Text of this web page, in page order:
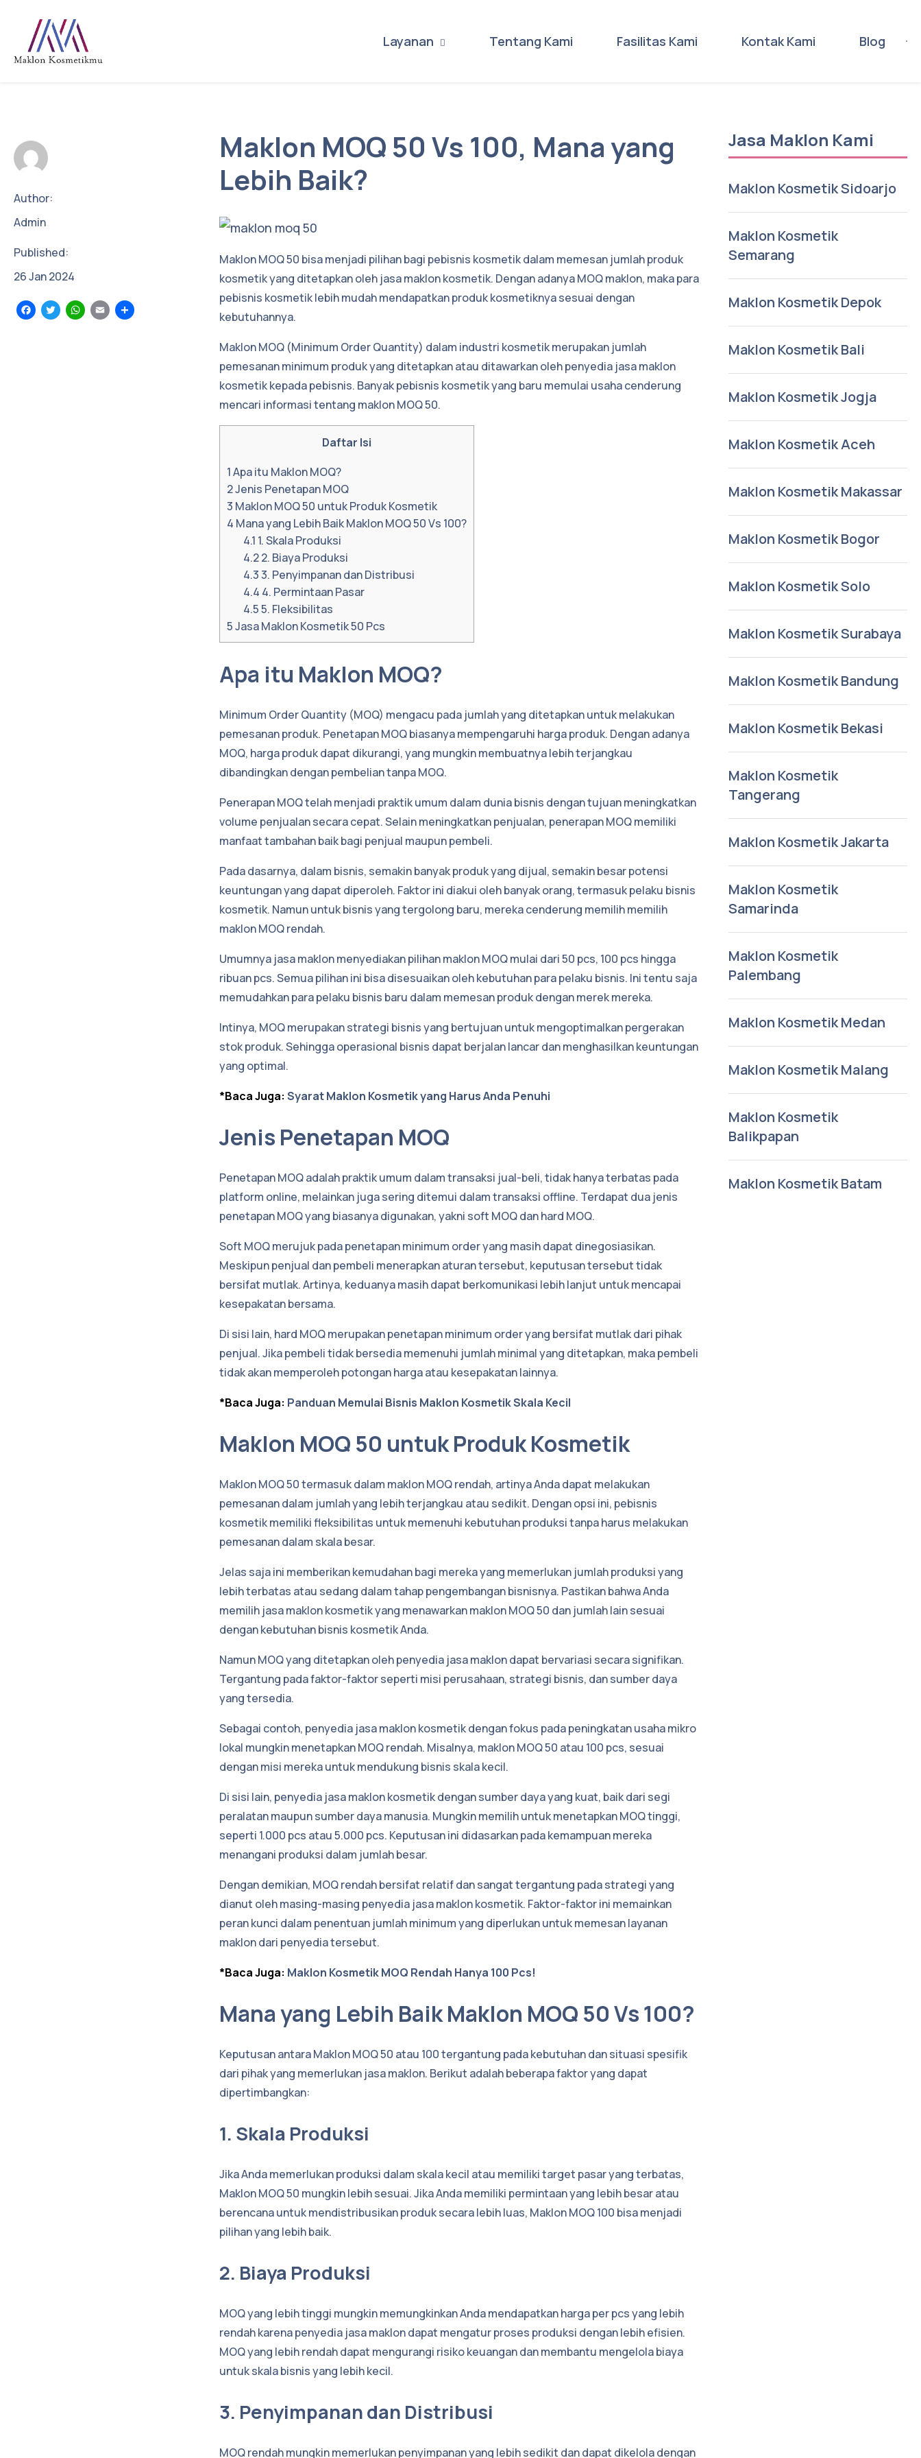
Layanan Tentang Kami Fasilitas Kami Kontak Kami Blog
Author:
Admin
Published:
26Jan2024
Facebook
TwitterWhatsApp
Email
Maklon MOQ 50 Vs 100, Mana yang
Lebih Baik?
Maklon MOQ 50 bisa menjadi pilihan bagi pebisnis kosmetik dalam memesan jumlah produk
kosmetik yang ditetapkan oleh jasa maklon kosmetik. Dengan adanya MOQ maklon, maka para
pebisnis kosmetik lebih mudah mendapatkan produk kosmetiknya sesuai dengan
kebutuhannya.
Maklon MOQ (Minimum Order Quantity) dalam industri kosmetik merupakan jumlah
pemesanan minimum produk yang ditetapkan atau ditawarkan oleh penyedia jasa maklon
kosmetik kepada pebisnis. Banyak pebisnis kosmetik yang baru memulai usaha cenderung
mencari informasi tentang maklon MOQ 50.
Daftar Isi
1Apa itu Maklon MOQ?
2Jenis Penetapan MOQ
3 Maklon MOQ 50 untuk Produk Kosmetik
4 Mana yang Lebih Baik Maklon MOQ 50 Vs 100?
4.1 1. Skala Produksi
4.22. Biaya Produksi
4.33. Penyimpanan dan Distribusi
4.4 4. Permintaan Pasar
4.55. Fleksibilitas
5Jasa Maklon Kosmetik 50 Pcs
Apa itu Maklon MOQ?
Minimum Order Quantity (MOQ) mengacu pada jumlah yang ditetapkan untuk melakukan
pemesanan produk. Penetapan MOQ biasanya mempengaruhi harga produk. Dengan adanya
MOQ, harga produk dapat dikurangi, yang mungkin membuatnya lebih terjangkau
dibandingkan dengan pembelian tanpa MOQ.
Penerapan MOQ telah menjadi praktik umum dalam dunia bisnis dengan tujuan meningkatkan
volume penjualan secara cepat. Selain meningkatkan penjualan, penerapan MOQ memiliki
manfaat tambahan baik bagi penjual maupun pembeli.
Pada dasarnya, dalam bisnis, semakin banyak produk yang dijual, semakin besar potensi
keuntungan yang dapat diperoleh. Faktor ini diakui oleh banyak orang, termasuk pelaku bisnis
kosmetik. Namun untuk bisnis yang tergolong baru, mereka cenderung memilih memilih
maklon MOQ rendah.
Umumnya jasa maklon menyediakan pilihan maklon MOQ mulai dari 50 pcs, 100 pcs hingga
ribuan pcs. Semua pilihan ini bisa disesuaikan oleh kebutuhan para pelaku bisnis. Ini tentu saja
memudahkan para pelaku bisnis baru dalam memesan produk dengan merek mereka.
Intinya, MOQ merupakan strategi bisnis yang bertujuan untuk mengoptimalkan pergerakan
stok produk. Sehingga operasional bisnis dapat berjalan lancar dan menghasilkan keuntungan
yang optimal.
*Baca Juga: Syarat Maklon Kosmetik yang Harus Anda Penuhi
Jenis Penetapan MOQ
Penetapan MOQ adalah praktik umum dalam transaksi jual-beli, tidak hanya terbatas pada
platform online, melainkan juga sering ditemui dalam transaksi offline. Terdapat dua jenis
penetapan MOQ yang biasanya digunakan, yakni soft MOQ dan hard MOQ.
Soft MOQ merujuk pada penetapan minimum order yang masih dapat dinegosiasikan.
Meskipun penjual dan pembeli menerapkan aturan tersebut, keputusan tersebut tidak
bersifat mutlak. Artinya, keduanya masih dapat berkomunikasi lebih lanjut untuk mencapai
kesepakatan bersama.
Di sisi lain, hard MOQ merupakan penetapan minimum order yang bersifat mutlak dari pihak
penjual. Jika pembeli tidak bersedia memenuhi jumlah minimal yang ditetapkan, maka pembeli
tidak akan memperoleh potongan harga atau kesepakatan lainnya.
*Baca Juga: Panduan Memulai Bisnis Maklon Kosmetik Skala Kecil
Maklon MOQ 50 untuk Produk Kosmetik
Maklon MOQ 50 termasuk dalam maklon MOQ rendah, artinya Anda dapat melakukan
pemesanan dalam jumlah yang lebih terjangkau atau sedikit. Dengan opsi ini, pebisnis
kosmetik memiliki fleksibilitas untuk memenuhi kebutuhan produksi tanpa harus melakukan
pemesanan dalam skala besar.
Jelas saja ini memberikan kemudahan bagi mereka yang memerlukan jumlah produksi yang
lebih terbatas atau sedang dalam tahap pengembangan bisnisnya. Pastikan bahwa Anda
memilih jasa maklon kosmetik yang menawarkan maklon MOQ 50 dan jumlah lain sesuai
dengan kebutuhan bisnis kosmetik Anda.
Namun MOQ yang ditetapkan oleh penyedia jasa maklon dapat bervariasi secara signifikan.
Tergantung pada faktor-faktor seperti misi perusahaan, strategi bisnis, dan sumber daya
yang tersedia.
Sebagai contoh, penyedia jasa maklon kosmetik dengan fokus pada peningkatan usaha mikro
lokal mungkin menetapkan MOQ rendah. Misalnya, maklon MOQ 50 atau 100 pcs, sesuai
dengan misi mereka untuk mendukung bisnis skala kecil.
Di sisi lain, penyedia jasa maklon kosmetik dengan sumber daya yang kuat, baik dari segi
peralatan maupun sumber daya manusia. Mungkin memilih untuk menetapkan MOQ tinggi,
seperti 1.000 pcs atau 5.000 pcs. Keputusan ini didasarkan pada kemampuan mereka
menangani produksi dalam jumlah besar.
Dengan demikian, MOQ rendah bersifat relatif dan sangat tergantung pada strategi yang
dianut oleh masing-masing penyedia jasa maklon kosmetik. Faktor-faktor ini memainkan
peran kunci dalam penentuan jumlah minimum yang diperlukan untuk memesan layanan
maklon dari penyedia tersebut.
*Baca Juga: Maklon Kosmetik MOQ Rendah Hanya 100 Pcs!
Mana yang Lebih Baik Maklon MOQ 50 Vs 100?
Keputusan antara Maklon MOQ 50 atau 100 tergantung pada kebutuhan dan situasi spesifik
dari pihak yang memerlukan jasa maklon. Berikut adalah beberapa faktor yang dapat
dipertimbangkan:
1. Skala Produksi
Jika Anda memerlukan produksi dalam skala kecil atau memiliki target pasar yang terbatas,
Maklon MOQ 50 mungkin lebih sesuai. Jika Anda memiliki permintaan yang lebih besar atau
berencana untuk mendistribusikan produk secara lebih luas, Maklon MOQ 100 bisa menjadi
pilihan yang lebih baik.
2. Biaya Produksi
MOQ yang lebih tinggi mungkin memungkinkan Anda mendapatkan harga per pcs yang lebih
rendah karena penyedia jasa maklon dapat mengatur proses produksi dengan lebih efisien.
MOQ yang lebih rendah dapat mengurangi risiko keuangan dan membantu mengelola biaya
untuk skala bisnis yang lebih kecil.
3. Penyimpanan dan Distribusi
MOQ rendah mungkin memerlukan penyimpanan yang lebih sedikit dan dapat dikelola dengan
Jasa Maklon Kami
Maklon Kosmetik Sidoarjo
Maklon Kosmetik
Semarang
Maklon Kosmetik Depok
Maklon Kosmetik Bali
Maklon Kosmetik Jogja
Maklon Kosmetik Aceh
Maklon Kosmetik Makassar
Maklon Kosmetik Bogor
Maklon Kosmetik Solo
Maklon Kosmetik Surabaya
Maklon Kosmetik Bandung
Maklon Kosmetik Bekasi
Maklon Kosmetik
Tangerang
Maklon Kosmetik Jakarta
Maklon Kosmetik
Samarinda
Maklon Kosmetik
Palembang
Maklon Kosmetik Medan
Maklon Kosmetik Malang
Maklon Kosmetik
Balikpapan
Maklon Kosmetik Batam